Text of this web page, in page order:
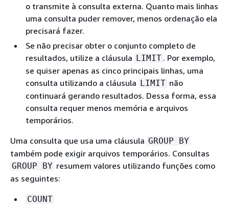
o transmite à consulta externa. Quanto mais linhas
uma consulta puder remover, menos ordenação ela
precisará fazer.
Se não precisar obter o conjunto completo de
resultados, utilize a cláusula LIMIT . Por exemplo,
se quiser apenas as cinco principais linhas, uma
consulta utilizando a cláusula LIMIT não
continuará gerando resultados. Dessa forma, essa
consulta requer menos memória e arquivos
temporários.
Uma consulta que usa uma cláusula GROUP BY
também pode exigir arquivos temporários. Consultas
GROUP BY resumem valores utilizando funções como
as seguintes:
COUNT